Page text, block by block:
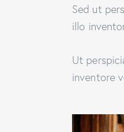
Sed ut
illo
Ut
inventore